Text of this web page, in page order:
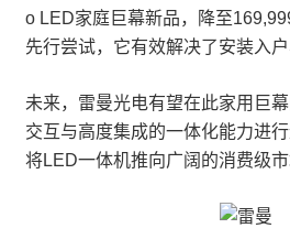
o LED家庭巨幕新品，降至
先行尝试，它有效解决了安装入户
未来，雷曼光电有望在此家用巨
交互与高度集成的一体化能力进
将LED一体机推向广阔的消费级市